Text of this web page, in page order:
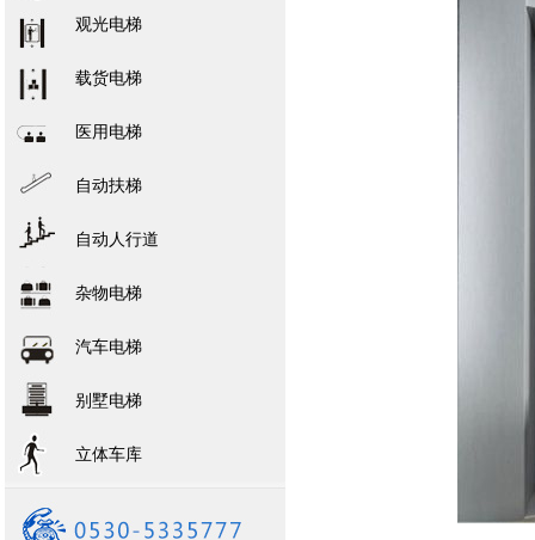
观光电梯
载货电梯
医用电梯
自动扶梯
自动人行道
杂物电梯
汽车电梯
别墅电梯
立体车库